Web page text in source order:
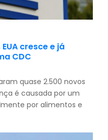
cresce e já
CDC
quase 2.500 novos
é causada por um
por alimentos e